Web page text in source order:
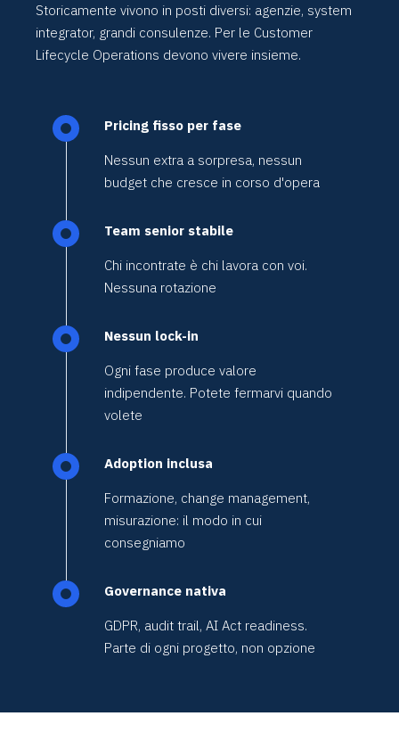
Storicamente vivono in posti diversi: agenzie, system
integrator, grandi consulenze. Per le Customer
Lifecycle Operations devono vivere insieme.
Pricing fisso per fase
Nessun extra a sorpresa, nessun
budget che cresce in corso d'opera
Team senior stabile
Chi incontrate è chi lavora con voi.
Nessuna rotazione
Nessun lock-in
Ogni fase produce valore
indipendente. Potete fermarvi quando
volete
Adoption inclusa
Formazione, change management,
misurazione: il modo in cui
consegniamo
Governance nativa
GDPR, audit trail, AI Act readiness.
Parte di ogni progetto, non opzione